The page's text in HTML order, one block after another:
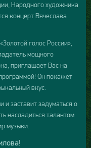
Народного художника
концерт Вячеслава
голос России»,
мощного
приглашает Вас на
Он покажет
вкус.
и заставит задуматься о
насладиться талантом
музыки.